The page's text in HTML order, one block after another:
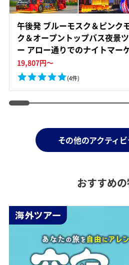
午後発 ブルーモスク＆ピンク
ク＆オープントップバス夜景
ー アロー通りでのナイトマー
ト食べ歩き＜半日／日本語ガイ
＞
19,807円～
(4件)
その他のアクティ
おすすめ